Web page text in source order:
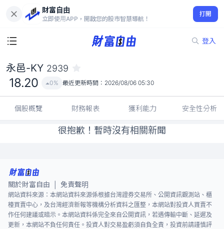
財富自由
立即使用APP，開啟您的股市智慧導航！
打開
登入
18.20
0%
永邑-KY 2939
18.20 0% 最近更新時間： 2026/08/06 05:30
個股概覽 財務報表 獲利能力 安全性分析
很抱歉！暫時沒有相關新聞
關於財富自由 免責聲明
網站資料來源：本網站資料來源係根據台灣證券交易所、公開資訊觀測站、櫃
檯買賣中心，及台灣經濟新報等機構分析資料之匯整，本網站對投資人買賣不
作任何建議或暗示。本網站資料係完全來自公開資訊，若遇傳輸中斷、延遲及
更新，本網站不負任何責任。投資人對交易盈虧須自負全責，投資前請謹慎評